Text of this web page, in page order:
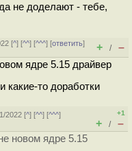
не доделают - тебе,
[^] [^^] [^^^] [ответить]
+ / –
ядре 5.15 драйвер
то доработки
2022 [^] [^^] [^^^]
+1
+ / –
новом ядре 5.15